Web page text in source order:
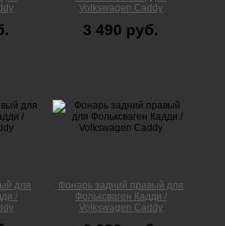
Volkswagen Caddy
3 490 руб.
для
/
Фонарь задний правый для
Фольксваген Кадди /
Volkswagen Caddy